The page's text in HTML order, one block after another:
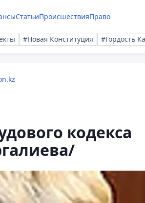
СтатьиПроисшествияПраво
#Новая Конституция #Гордость
кодекса